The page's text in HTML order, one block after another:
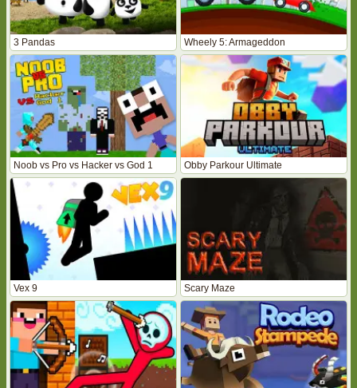
3 Pandas Wheely 5: Armageddon
Noob vs Pro vs Hacker vs God 1 Obby Parkour Ultimate
Vex 9 Scary Maze